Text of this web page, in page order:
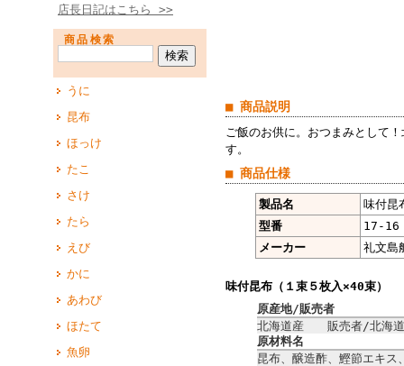
店長日記はこちら >>
商品検索
うに
昆布
ほっけ
たこ
さけ
たら
えび
かに
あわび
ほたて
魚卵
■ 商品説明
ご飯のお供に。おつまみとして
す。
■ 商品仕様
製品名
味付昆
型番
17-16
メーカー
礼文島
味付昆布（１束５枚入×40束）
原産地/販売者
北海道産 販売者/北海道
原材料名
昆布、醸造酢、鰹節エキス